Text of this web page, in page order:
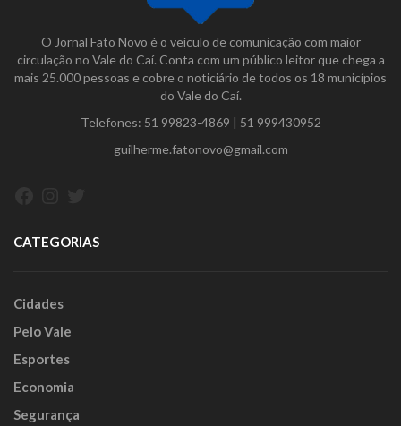
O Jornal Fato Novo é o veículo de comunicação com maior
circulação no Vale do Caí. Conta com um público leitor que chega a
mais 25.000 pessoas e cobre o noticiário de todos os 18 municípios
do Vale do Caí.
Telefones: 51 99823-4869 | 51 999430952
guilherme.fatonovo@gmail.com
CATEGORIAS
Cidades
Pelo Vale
Esportes
Economia
Segurança